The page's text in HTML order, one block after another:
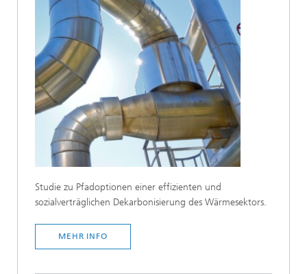
Studie zu Pfadoptionen einer effizienten und
sozialverträglichen Dekarbonisierung des Wärmesektors.
MEHR INFO